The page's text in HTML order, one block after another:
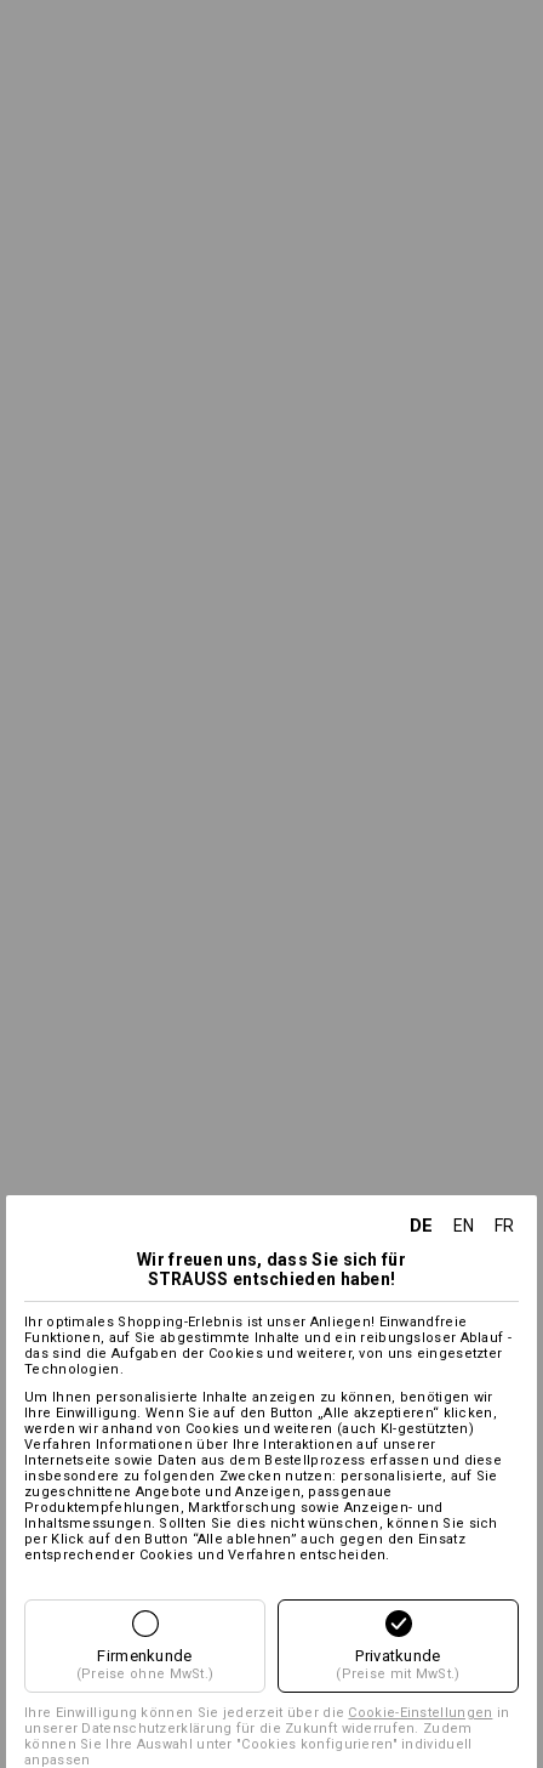
DE EN
FR
Wir freuen uns, dass Sie sich für
STRAUSS entschieden haben!
Ihr optimales Shopping-Erlebnis ist unser Anliegen! Einwandfreie
Funktionen, auf Sie abgestimmte Inhalte und ein reibungsloser Ablauf -
das sind die Aufgaben der Cookies und weiterer, von uns eingesetzter
Technologien.
Um Ihnen personalisierte Inhalte anzeigen zu können, benötigen wir
Ihre Einwilligung. Wenn Sie auf den Button „Alle akzeptieren“ klicken,
werden wir anhand von Cookies und weiteren (auch KI-gestützten)
Verfahren Informationen über Ihre Interaktionen auf unserer
Internetseite sowie Daten aus dem Bestellprozess erfassen und diese
insbesondere zu folgenden Zwecken nutzen: personalisierte, auf Sie
zugeschnittene Angebote und Anzeigen, passgenaue
Produktempfehlungen, Marktforschung sowie Anzeigen- und
Inhaltsmessungen. Sollten Sie dies nicht wünschen, können Sie sich
per Klick auf den Button “Alle ablehnen” auch gegen den Einsatz
entsprechender Cookies und Verfahren entscheiden.
Firmenkunde
(Preise ohne MwSt.)
Privatkunde
(Preise mit MwSt.)
Ihre Einwilligung können Sie jederzeit über die Cookie-Einstellungen in
unserer Datenschutzerklärung für die Zukunft widerrufen. Zudem
können Sie Ihre Auswahl unter "Cookies konfigurieren" individuell
anpassen